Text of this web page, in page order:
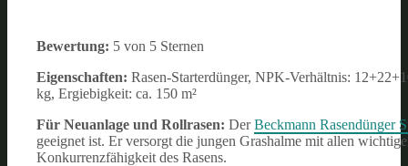
Bewertung: 5 von 5 Sternen
Eigenschaften: Rasen-Starterdünger, NPK-Verhältnis:
kg, Ergiebigkeit: ca. 150 m²
Für Neuanlage und Rollrasen: DerBeckmann Rasendünger
geeignet ist. Er versorgt die jungen Grashalme mit allen
Konkurrenzfähigkeit des Rasens.